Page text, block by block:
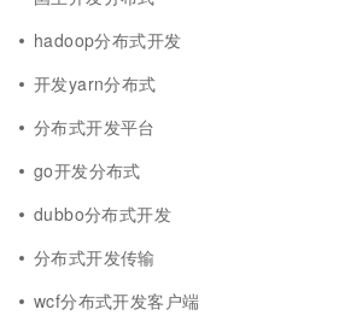
hadoop分布式开发
开发yarn分布式
分布式开发平台
go开发分布式
dubbo分布式开发
分布式开发传输
wcf分布式开发客户端